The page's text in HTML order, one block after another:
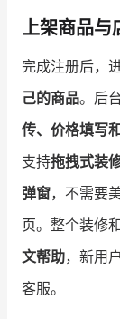
上架商品与
完成注册后，
己的商品。后
传、价格填写
支持拖拽式装
弹窗，不需要
页。整个装修
文帮助，新用
客服。